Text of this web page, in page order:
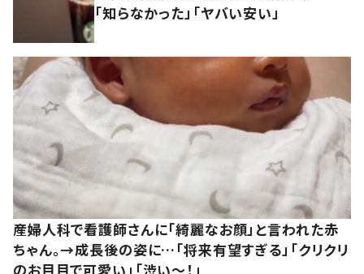
「知らなかった」「ヤバい安い」
産婦人科で看護師さんに「綺麗なお顔」と言われた赤
ちゃん。→成長後の姿に…「将来有望すぎる」「クリクリ
のお目目で可愛い」「渋い～！」